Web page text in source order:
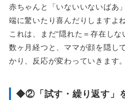
赤ちゃんと「いないいないばあ
端に驚いたり喜んだりしますよ
これは、まだ“隠れた＝存在しな
数ヶ月経つと、ママが顔を隠し
かり、反応が変わっていきます。
◆②「試す・繰り返す」